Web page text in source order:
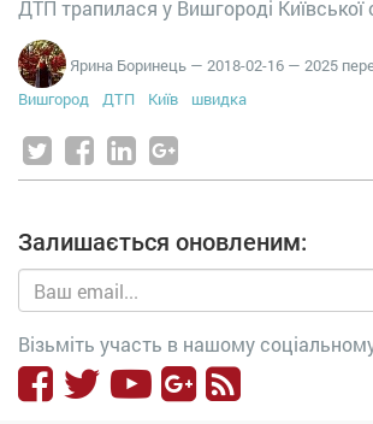
ДТП трапилася у Вишгороді Київської
Ярина Боринець — 2018-02-16 — 2025
Вишгород
ДТП Київ швидка
Залишається оновленим:
Візьміть участь в нашому